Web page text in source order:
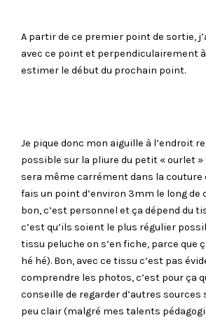
A partir de ce premier point de sortie,
avec ce point et perpendiculairement
estimer le début du prochain point.
Je pique donc mon aiguille à l’endroit
possible sur la pliure du petit « ourlet
sera même carrément dans la couture
fais un point d’environ 3mm le long
bon, c’est personnel et ça dépend du
c’est qu’ils soient le plus régulier
tissu peluche on s’en fiche, parce que
hé hé). Bon, avec ce tissu c’est pas
comprendre les photos, c’est pour ça
conseille de regarder d’autres sources
peu clair (malgré mes talents